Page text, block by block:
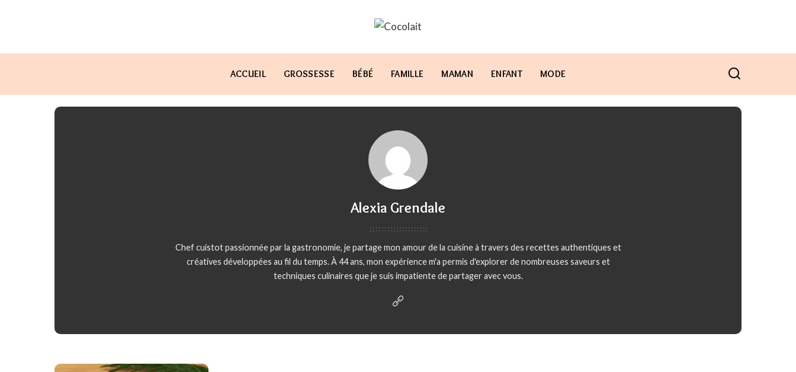
ACCUEIL GROSSESSE BÉBÉ FAMILLE MAMAN ENFANT MODE
Alexia Grendale
Chef cuistot passionnée par la gastronomie, je partage mon amour de la cuisine à travers des recettes authentiques et
créatives développées au fil du temps. À 44 ans, mon expérience m'a permis d'explorer de nombreuses saveurs et
techniques culinaires que je suis impatiente de partager avec vous.